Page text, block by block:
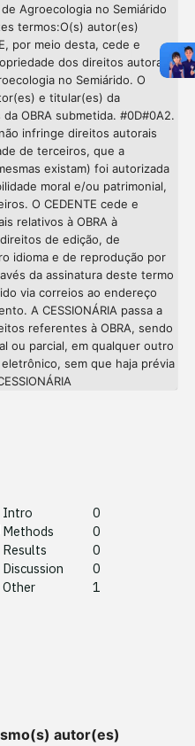
Agroecologia no Semiárido
termos:O(s) autor(es)
por meio desta, cede e
dos direitos autorais
no Semiárido. O
e titular(es) da
OBRA submetida. #0D#0A2.
infringe direitos autorais
de terceiros, que a
existam) foi autorizada
moral e/ou patrimonial,
O CEDENTE cede e
relativos à OBRA à
de edição, de
idioma e de reprodução por
da assinatura deste termo
via correios ao endereço
A CESSIONÁRIA passa a
referentes à OBRA, sendo
ou parcial, em qualquer outro
sem que haja prévia
Intro
0
Methods
0
Results
0
Discussion
0
Other
1
Intro
autor(es)